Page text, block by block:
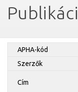
APHA-kód
Szerzők
Cím